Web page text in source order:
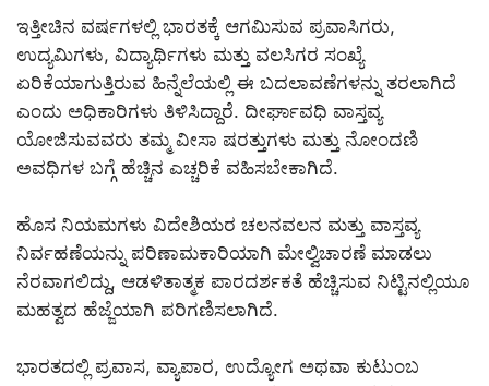
ಇತ್ತೀಚಿನ ವರ್ಷಗಳಲ್ಲಿ ಭಾರತಕ್ಕೆ ಆಗಮಿಸುವ ಪ್ರವಾಸಿಗರು,
ಉದ್ಯಮಿಗಳು, ವಿದ್ಯಾರ್ಥಿಗಳು ಮತ್ತು ವಲಸಿಗರ ಸಂಖ್ಯೆ
ಏರಿಕೆಯಾಗುತ್ತಿರುವ ಹಿನ್ನೆಲೆಯಲ್ಲಿ ಈ ಬದಲಾವಣೆಗಳನ್ನು ತರಲಾಗಿದೆ
ಎಂದು ಅಧಿಕಾರಿಗಳು ತಿಳಿಸಿದ್ದಾರೆ. ದೀರ್ಘಾವಧಿ ವಾಸ್ತವ್ಯ
ಯೋಜಿಸುವವರು ತಮ್ಮ ವೀಸಾ ಷರತ್ತುಗಳು ಮತ್ತು ನೋಂದಣಿ
ಅವಧಿಗಳ ಬಗ್ಗೆ ಹೆಚ್ಚಿನ ಎಚ್ಚರಿಕೆ ವಹಿಸಬೇಕಾಗಿದೆ.
ಹೊಸ ನಿಯಮಗಳು ವಿದೇಶಿಯರ ಚಲನವಲನ ಮತ್ತು ವಾಸ್ತವ್ಯ
ನಿರ್ವಹಣೆಯನ್ನು ಪರಿಣಾಮಕಾರಿಯಾಗಿ ಮೇಲ್ವಿಚಾರಣೆ ಮಾಡಲು
ನೆರವಾಗಲಿದ್ದು, ಆಡಳಿತಾತ್ಮಕ ಪಾರದರ್ಶಕತೆ ಹೆಚ್ಚಿಸುವ ನಿಟ್ಟಿನಲ್ಲಿಯೂ
ಮಹತ್ವದ ಹೆಜ್ಜೆಯಾಗಿ ಪರಿಗಣಿಸಲಾಗಿದೆ.
ಭಾರತದಲ್ಲಿ ಪ್ರವಾಸ, ವ್ಯಾಪಾರ, ಉದ್ಯೋಗ ಅಥವಾ ಕುಟುಂಬ